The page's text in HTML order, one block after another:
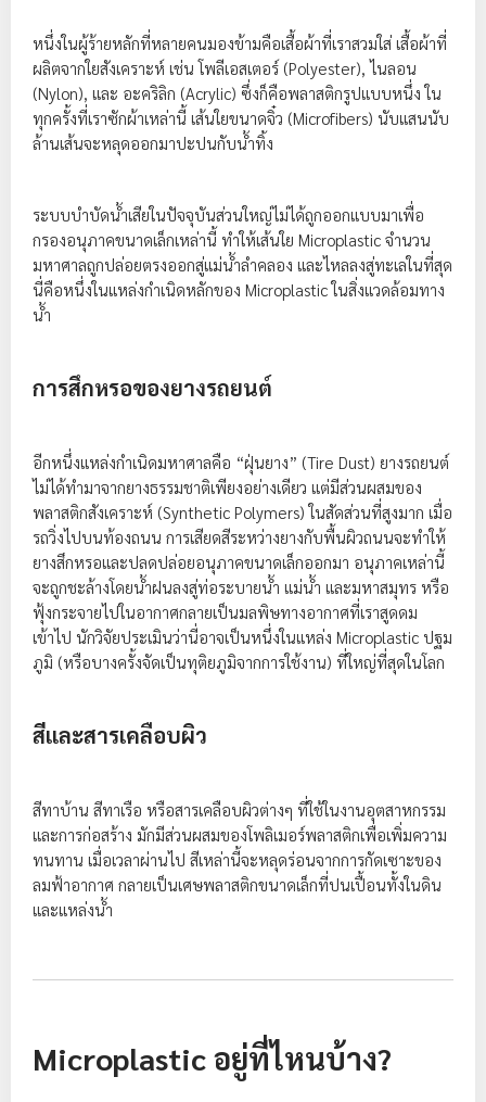
หนึ่งในผู้ร้ายหลักที่หลายคนมองข้ามคือเสื้อผ้าที่เราสวมใส่ เสื้อผ้าที่
ผลิตจากใยสังเคราะห์ เช่น โพลีเอสเตอร์ (Polyester), ไนลอน
(Nylon), และ อะคริลิก (Acrylic) ซึ่งก็คือพลาสติกรูปแบบหนึ่ง ใน
ทุกครั้งที่เราซักผ้าเหล่านี้ เส้นใยขนาดจิ๋ว (Microfibers) นับแสนนับ
ล้านเส้นจะหลุดออกมาปะปนกับน้ำทิ้ง
ระบบบำบัดน้ำเสียในปัจจุบันส่วนใหญ่ไม่ได้ถูกออกแบบมาเพื่อ
กรองอนุภาคขนาดเล็กเหล่านี้ ทำให้เส้นใย Microplastic จำนวน
มหาศาลถูกปล่อยตรงออกสู่แม่น้ำลำคลอง และไหลลงสู่ทะเลในที่สุด
นี่คือหนึ่งในแหล่งกำเนิดหลักของ Microplastic ในสิ่งแวดล้อมทาง
น้ำ
การสึกหรอของยางรถยนต์
อีกหนึ่งแหล่งกำเนิดมหาศาลคือ “ฝุ่นยาง” (Tire Dust) ยางรถยนต์
ไม่ได้ทำมาจากยางธรรมชาติเพียงอย่างเดียว แต่มีส่วนผสมของ
พลาสติกสังเคราะห์ (Synthetic Polymers) ในสัดส่วนที่สูงมาก เมื่อ
รถวิ่งไปบนท้องถนน การเสียดสีระหว่างยางกับพื้นผิวถนนจะทำให้
ยางสึกหรอและปลดปล่อยอนุภาคขนาดเล็กออกมา อนุภาคเหล่านี้
จะถูกชะล้างโดยน้ำฝนลงสู่ท่อระบายน้ำ แม่น้ำ และมหาสมุทร หรือ
ฟุ้งกระจายไปในอากาศกลายเป็นมลพิษทางอากาศที่เราสูดดม
เข้าไป นักวิจัยประเมินว่านี่อาจเป็นหนึ่งในแหล่ง Microplastic ปฐม
ภูมิ (หรือบางครั้งจัดเป็นทุติยภูมิจากการใช้งาน) ที่ใหญ่ที่สุดในโลก
สีและสารเคลือบผิว
สีทาบ้าน สีทาเรือ หรือสารเคลือบผิวต่างๆ ที่ใช้ในงานอุตสาหกรรม
และการก่อสร้าง มักมีส่วนผสมของโพลิเมอร์พลาสติกเพื่อเพิ่มความ
ทนทาน เมื่อเวลาผ่านไป สีเหล่านี้จะหลุดร่อนจากการกัดเซาะของ
ลมฟ้าอากาศ กลายเป็นเศษพลาสติกขนาดเล็กที่ปนเปื้อนทั้งในดิน
และแหล่งน้ำ
Microplastic อยู่ที่ไหนบ้าง?